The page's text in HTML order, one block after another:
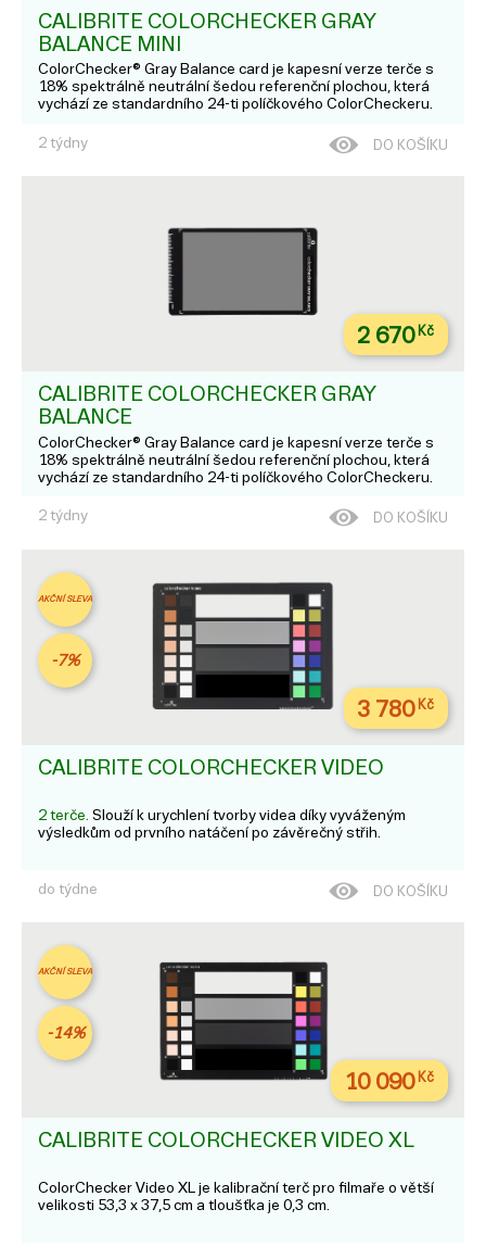
CALIBRITE COLORCHECKER GRAY
BALANCE MINI
ColorChecker® Gray Balance card je kapesní verze terče s
18% spektrálně neutrální šedou referenční plochou, která
vychází ze standardního 24-ti políčkového ColorCheckeru.
2 týdny
DO KOŠÍKU
2 670Kč
CALIBRITE COLORCHECKER GRAY
BALANCE
ColorChecker® Gray Balance card je kapesní verze terče s
18% spektrálně neutrální šedou referenční plochou, která
vychází ze standardního 24-ti políčkového ColorCheckeru.
2 týdny DO KOŠÍKU
AKČNÍ SLEVA
-7%
3 780Kč
CALIBRITE COLORCHECKER VIDEO
2 terče. Slouží k urychlení tvorby videa díky vyváženým
výsledkům od prvního natáčení po závěrečný střih.
do týdne DO KOŠÍKU
AKČNÍ SLEVA
-14%
10 090Kč
CALIBRITE COLORCHECKER VIDEO XL
ColorChecker Video XL je kalibrační terč pro filmaře o větší
velikosti 53,3 x 37,5 cm a tloušťka je 0,3 cm.